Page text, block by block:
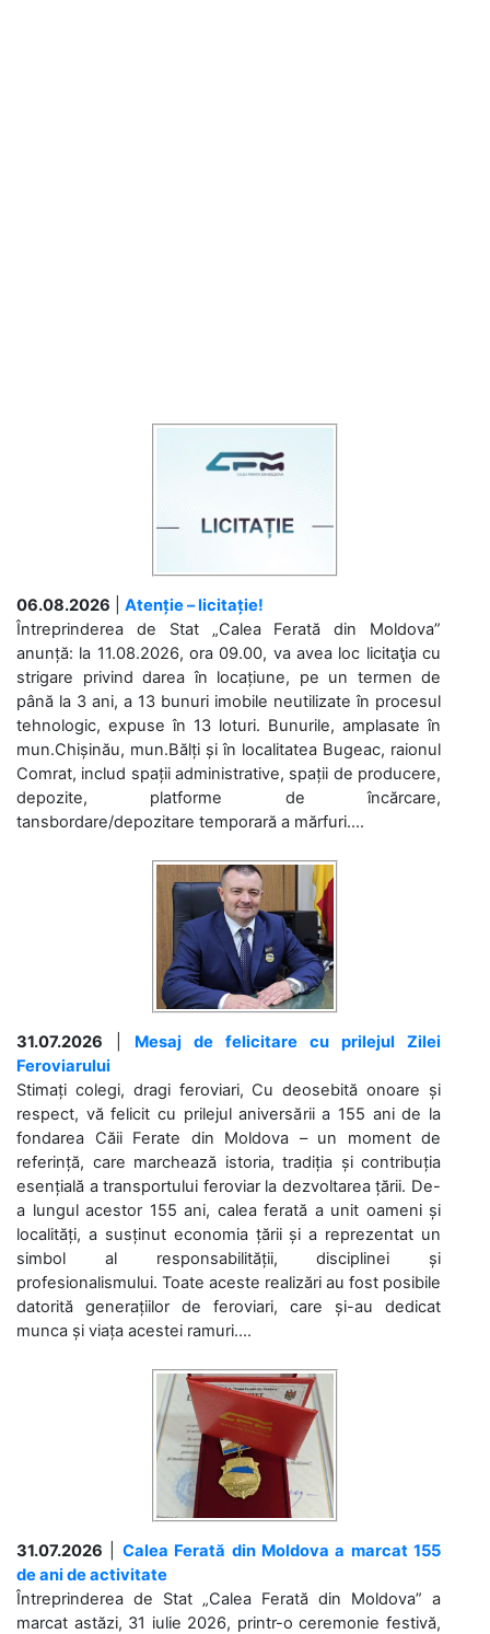
06.08.2026
Atenție – licitație!
Întreprinderea de Stat „Calea Ferată din Moldova”
anunță: la 11.08.2026, ora 09.00, va avea loc licitaţia cu
strigare privind darea în locațiune, pe un termen de
până la 3 ani, a 13 bunuri imobile neutilizate în procesul
tehnologic, expuse în 13 loturi. Bunurile, amplasate în
mun.Chișinău, mun.Bălți și în localitatea Bugeac, raionul
Comrat, includ spații administrative, spații de producere,
depozite, platforme de încărcare,
tansbordare/depozitare temporară a mărfuri....
31.07.2026
Mesaj de felicitare cu prilejul Zilei
Feroviarului
Stimați colegi, dragi feroviari, Cu deosebită onoare și
respect, vă felicit cu prilejul aniversării a 155 ani de la
fondarea Căii Ferate din Moldova – un moment de
referință, care marchează istoria, tradiția și contribuția
esențială a transportului feroviar la dezvoltarea țării. De-
a lungul acestor 155 ani, calea ferată a unit oameni și
localități, a susținut economia țării și a reprezentat un
simbol al responsabilității, disciplinei și
profesionalismului. Toate aceste realizări au fost posibile
datorită generațiilor de feroviari, care și-au dedicat
munca și viața acestei ramuri....
31.07.2026
Calea Ferată din Moldova a marcat 155
de ani de activitate
Întreprinderea de Stat „Calea Ferată din Moldova” a
marcat astăzi, 31 iulie 2026, printr-o ceremonie festivă,